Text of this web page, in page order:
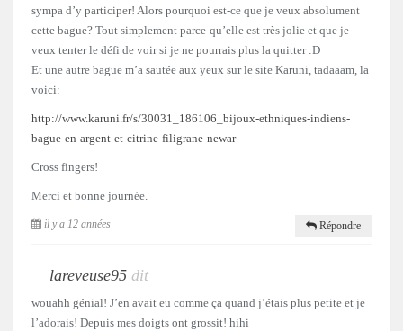
sympa d’y participer! Alors pourquoi est-ce que je veux absolument
cette bague? Tout simplement parce-qu’elle est très jolie et que je
veux tenter le défi de voir si je ne pourrais plus la quitter :D
Et une autre bague m’a sautée aux yeux sur le site Karuni, tadaaam, la
voici:
http://www.karuni.fr/s/30031_186106_bijoux-ethniques-indiens-
bague-en-argent-et-citrine-filigrane-newar
Cross fingers!
Merci et bonne journée.
il y a 12 années Répondre
lareveuse95 dit
wouahh génial! J’en avait eu comme ça quand j’étais plus petite et je
l’adorais! Depuis mes doigts ont grossit! hihi